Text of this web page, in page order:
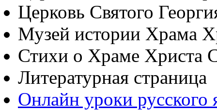
Церковь Святого
Музей истории Храма
Стихи о Храме Христа
Литературная страница
Онлайн уроки русского